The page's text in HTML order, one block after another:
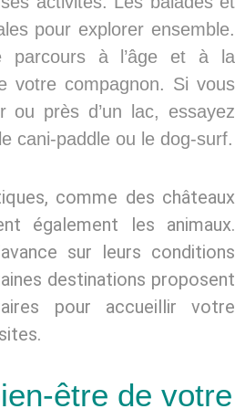
pour explorer ensemble.
parcours à l’âge et à la
votre compagnon. Si vous
ou près d’un lac, essayez
cani-paddle ou le dog-surf.
comme des châteaux
également les animaux.
sur leurs conditions
destinations proposent
pour accueillir votre
être de votre